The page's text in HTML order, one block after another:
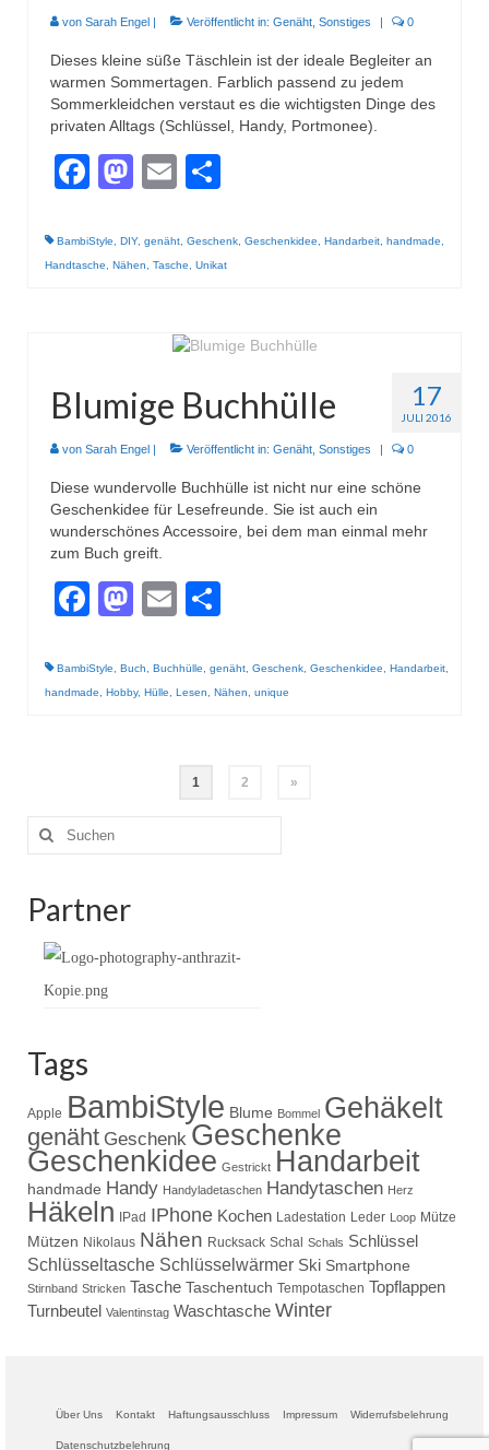
von Sarah Engel | Veröffentlicht in: Genäht Sonstiges | 0
Dieses kleine süße Täschlein ist der ideale Begleiter an
warmen Sommertagen. Farblich passend zu jedem
Sommerkleidchen verstaut es die wichtigsten Dinge des
privaten Alltags (Schlüssel, Handy, Portmonee).
Facebook
Mastodon
Email
BambiStyle DIY, genäht Geschenk Geschenkidee Handarbeit handmade
Handtasche
Nähen Tasche Unikat
17
JULI 2016
Blumige Buchhülle
von Sarah Engel | Veröffentlicht in: Genäht Sonstiges | 0
Diese wundervolle Buchhülle ist nicht nur eine schöne
Geschenkidee für Lesefreunde. Sie ist auch ein
wunderschönes Accessoire, bei dem man einmal mehr
zum Buch greift.
Facebook
Mastodon
Email
BambiStyle Buch Buchhülle genäht Geschenk Geschenkidee Handarbeit
handmade
Hobby, Hülle Lesen Nähen unique
Seitennummerierung
der
Beiträge
1 2 »
Suche
nach:
Partner
Tags
Apple BambiStyle Blume Bommel Gehäkelt
genäht Geschenk Geschenke
Geschenkidee Gestrickt Handarbeit
handmade Handy Handyladetaschen Handytaschen Herz
Häkeln IPad IPhone Kochen Ladestation Leder Loop Mütze
Mützen Nikolaus Nähen Rucksack Schal Schals Schlüssel
Schlüsseltasche Schlüsselwärmer Ski Smartphone
Stirnband Stricken Tasche Taschentuch Tempotaschen Topflappen
Turnbeutel Valentinstag Waschtasche Winter
Über Uns Kontakt Haftungsausschluss Impressum Widerrufsbelehrung
Datenschutzbelehrung